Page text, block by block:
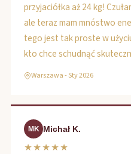
przyjaciółka aż 24 kg!
ale teraz mam mnóstwo
tego jest tak proste w
kto chce schudnąć
Warszawa - Sty 2026
MK Michał K.
★★★★★